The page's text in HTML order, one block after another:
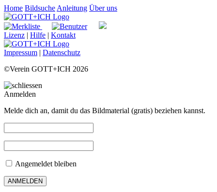
Home Bildsuche Anleitung Über uns
Lizenz | Hilfe | Kontakt
Impressum | Datenschutz
©Verein GOTT+ICH 2026
Anmelden
Melde dich an, damit du das Bildmaterial (gratis) beziehen kannst.
Angemeldet bleiben